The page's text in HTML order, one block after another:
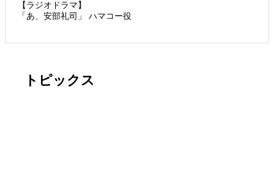
【ラジオドラマ】
「あ、安部礼司」 ハマコー役
トピックス